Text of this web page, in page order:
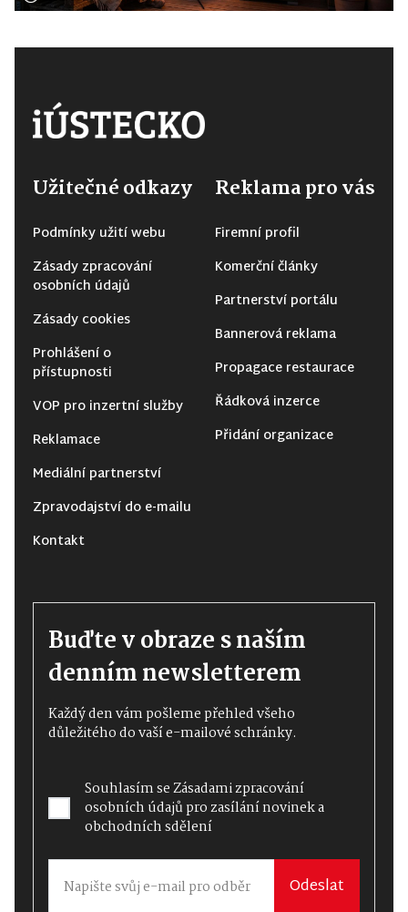
Užitečné odkazy
Podmínky užití webu
Zásady zpracování
osobních údajů
Zásady cookies
Prohlášení o
přístupnosti
VOP pro inzertní služby
Reklamace
Mediální partnerství
Zpravodajství do e-mailu
Kontakt
Reklama pro vás
Firemní profil
Komerční články
Partnerství portálu
Bannerová reklama
Propagace restaurace
Řádková inzerce
Přidání organizace
Buďte v obraze s naším
denním newsletterem
Každý den vám pošleme přehled všeho
důležitého do vaší e-mailové schránky.
Souhlasím seZásadami zpracování
osobních údajůpro zasílání novinek a
obchodních sdělení
Odeslat